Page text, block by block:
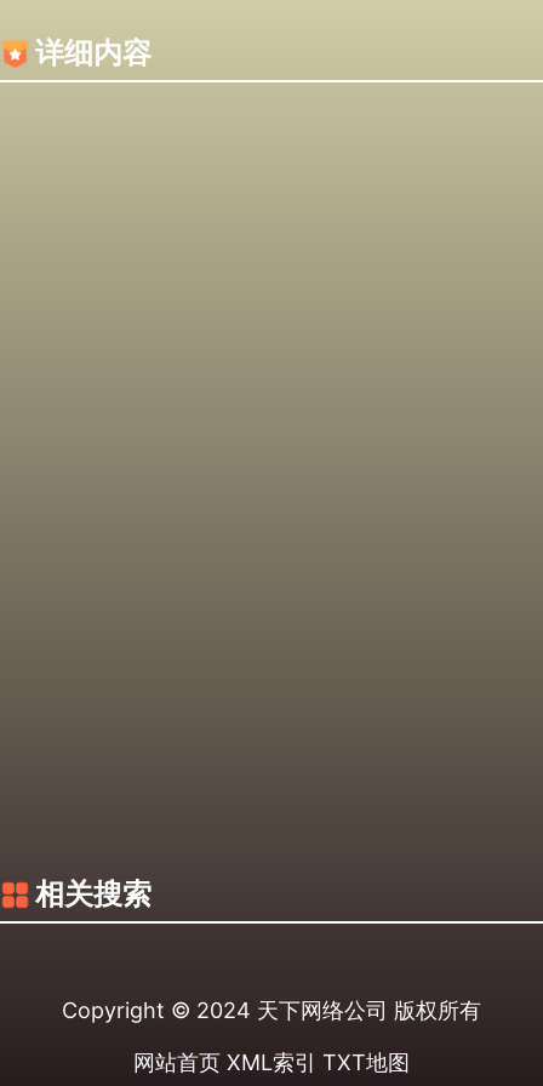
详细内容
相关搜索
Copyright © 2024 天下网络公司 版权所有
网站首页 XML索引 TXT地图